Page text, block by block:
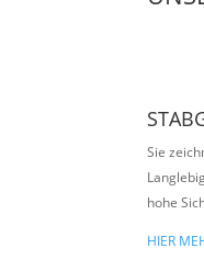
Sie
hohe
HIER